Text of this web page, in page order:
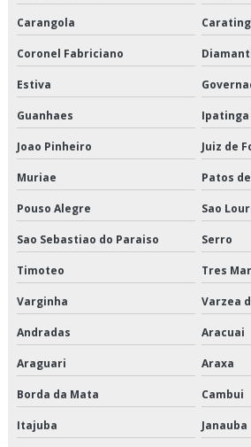
Empresa de transporte dedicado
Empresa de transporte dedicado de
Empresa de transporte e logística
Empresa de transporte interestadual
Empresa de transporte nordeste
Empresa que transporta produtos
Empresa que transporta produtos
Empresa transportadora de alimentos
Empresa transportadora de mercadorias
Empresas de armazenagem e logística
Carangola
Coronel Fabriciano
Estiva
Guanhaes Ipatinga
Joao Pinheiro Juiz de
Muriae Patos
Pouso Alegre Sao
Sao Sebastiao do Paraiso Serro
Timoteo Tres
Varginha Varzea
Andradas Aracuai
Araguari Araxa
Borda da Mata Cambui
Itajuba Janauba